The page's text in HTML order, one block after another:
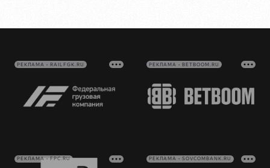
РЕКЛАМА • RAILFGK.RU РЕКЛАМА • BETBOOM.RU
РЕКЛАМА • FPC.RU РЕКЛАМА • SOVCOMBANK.RU